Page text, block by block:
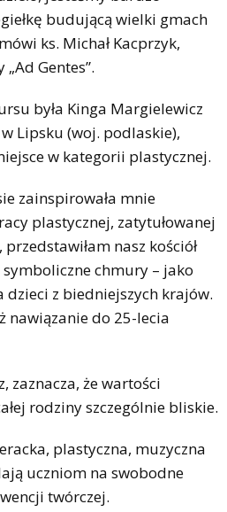
budującą wielki gmach
ks. Michał Kacprzyk,
Gentes”.
była Kinga Margielewicz
w Lipsku (woj. podlaskie),
w kategorii plastycznej.
zainspirowała mnie
plastycznej, zatytułowanej
nasz kościół
chmury – jako
z biedniejszych krajów.
nawiązanie do 25-lecia
zaznacza, że wartości
rodziny szczególnie bliskie.
plastyczna, muzyczna
uczniom na swobodne
twórczej.